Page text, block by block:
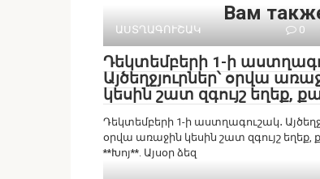
Вам
ԱՍՏՂԱԳՈՒՇԱԿ 0
Դեկտեմբերի 1-ի
Այծեղջյուրներ՝ օրվա
կեսին շատ զգույշ եղեք,
Դեկտեմբերի 1-ի աստղագուշակ․
օրվա առաջին կեսին շատ զգույշ եղեք,
**Խոյ**. Այսօր ձեզ